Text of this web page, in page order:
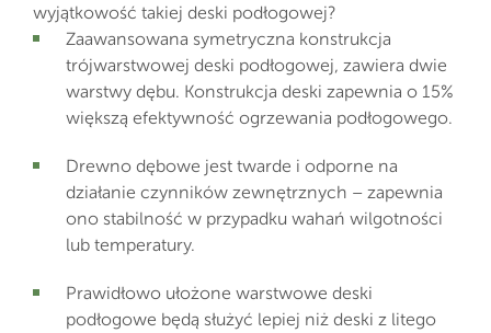
wyjątkowość takiej deski podłogowej?
Zaawansowana symetryczna konstrukcja
trójwarstwowej deski podłogowej, zawiera dwie
warstwy dębu. Konstrukcja deski zapewnia o 15%
większą efektywność ogrzewania podłogowego.
Drewno dębowe jest twarde i odporne na
działanie czynników zewnętrznych – zapewnia
ono stabilność w przypadku wahań wilgotności
lub temperatury.
Prawidłowo ułożone warstwowe deski
podłogowe będą służyć lepiej niż deski z litego